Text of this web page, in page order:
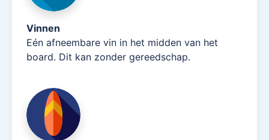
Vinnen
Eén afneembare vin in het midden van het
board. Dit kan zonder gereedschap.